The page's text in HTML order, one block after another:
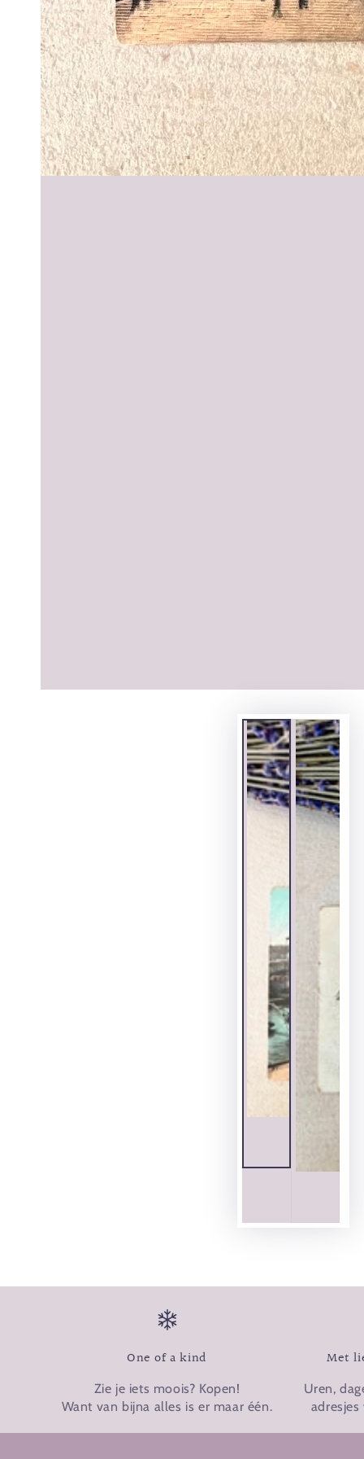
One of a kind
Zie je iets moois? Kopen!
Want van bijna alles is er maar één.
Met
Uren,